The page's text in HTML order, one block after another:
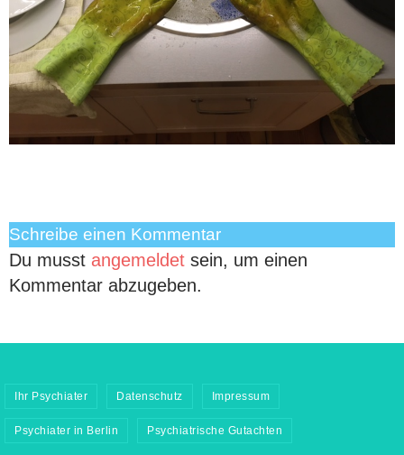
Schreibe einen Kommentar
Du musst angemeldet sein, um einen
Kommentar abzugeben.
Ihr Psychiater Datenschutz Impressum
Psychiater in Berlin Psychiatrische Gutachten